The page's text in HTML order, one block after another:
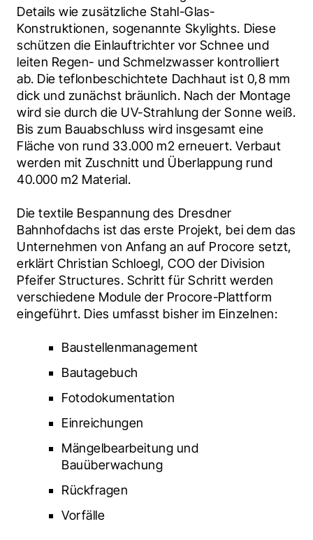
Details wie zusätzliche Stahl-Glas-
Konstruktionen, sogenannte Skylights. Diese
schützen die Einlauftrichter vor Schnee und
leiten Regen- und Schmelzwasser kontrolliert
ab. Die teflonbeschichtete Dachhaut ist 0,8 mm
dick und zunächst bräunlich. Nach der Montage
wird sie durch die UV-Strahlung der Sonne weiß.
Bis zum Bauabschluss wird insgesamt eine
Fläche von rund 33.000 m2 erneuert. Verbaut
werden mit Zuschnitt und Überlappung rund
40.000 m2 Material.
Die textile Bespannung des Dresdner
Bahnhofdachs ist das erste Projekt, bei dem das
Unternehmen von Anfang an auf Procore setzt,
erklärt Christian Schloegl, COO der Division
Pfeifer Structures. Schritt für Schritt werden
verschiedene Module der Procore-Plattform
eingeführt. Dies umfasst bisher im Einzelnen:
Baustellenmanagement
Bautagebuch
Fotodokumentation
Einreichungen
Mängelbearbeitung und
Bauüberwachung
Rückfragen
Vorfälle